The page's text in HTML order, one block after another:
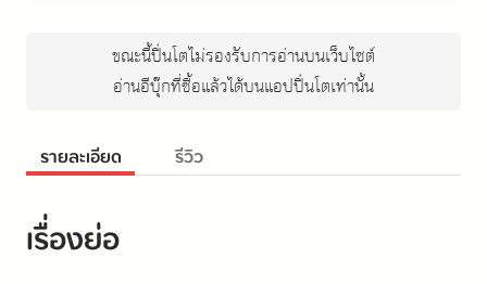
ขณะนี้ปิ่นโตไม่รองรับการอ่านบนเว็บไซต์
อ่านอีบุ๊กที่ซื้อแล้วได้บนแอปปิ่นโตเท่านั้น
รายละเอียด รีวิว
เรื่องย่อ